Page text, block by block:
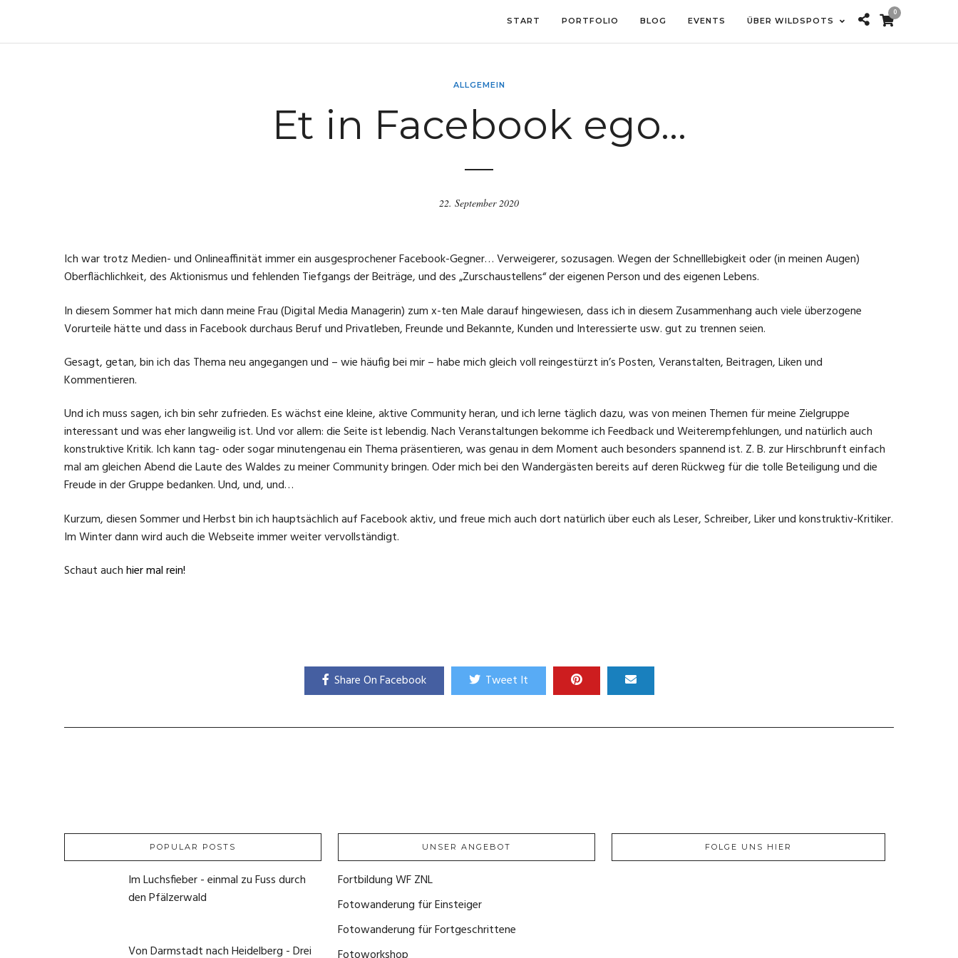
START PORTFOLIO BLOG EVENTS ÜBER WILDSPOTS
0
ALLGEMEIN
Et in Facebook ego…
22. September 2020
Ich war trotz Medien- und Onlineaffinität immer ein ausgesprochener Facebook-Gegner… Verweigerer, sozusagen. Wegen der Schnelllebigkeit oder (in meinen Augen)
Oberflächlichkeit, des Aktionismus und fehlenden Tiefgangs der Beiträge, und des „Zurschaustellens“ der eigenen Person und des eigenen Lebens.
In diesem Sommer hat mich dann meine Frau (Digital Media Managerin) zum x-ten Male darauf hingewiesen, dass ich in diesem Zusammenhang auch viele überzogene
Vorurteile hätte und dass in Facebook durchaus Beruf und Privatleben, Freunde und Bekannte, Kunden und Interessierte usw. gut zu trennen seien.
Gesagt, getan, bin ich das Thema neu angegangen und – wie häufig bei mir – habe mich gleich voll reingestürzt in’s Posten, Veranstalten, Beitragen, Liken und
Kommentieren.
Und ich muss sagen, ich bin sehr zufrieden. Es wächst eine kleine, aktive Community heran, und ich lerne täglich dazu, was von meinen Themen für meine Zielgruppe
interessant und was eher langweilig ist. Und vor allem: die Seite ist lebendig. Nach Veranstaltungen bekomme ich Feedback und Weiterempfehlungen, und natürlich auch
konstruktive Kritik. Ich kann tag- oder sogar minutengenau ein Thema präsentieren, was genau in dem Moment auch besonders spannend ist. Z. B. zur Hirschbrunft einfach
mal am gleichen Abend die Laute des Waldes zu meiner Community bringen. Oder mich bei den Wandergästen bereits auf deren Rückweg für die tolle Beteiligung und die
Freude in der Gruppe bedanken. Und, und, und…
Kurzum, diesen Sommer und Herbst bin ich hauptsächlich auf Facebook aktiv, und freue mich auch dort natürlich über euch als Leser, Schreiber, Liker und konstruktiv-Kritiker.
Im Winter dann wird auch die Webseite immer weiter vervollständigt.
Schaut auchhier mal rein!
Share On Facebook Tweet It
POPULAR POSTS
Im Luchsfieber - einmal zu Fuss durch
den Pfälzerwald
Von Darmstadt nach Heidelberg - Drei
UNSER ANGEBOT
Fortbildung WF ZNL
Fotowanderung für Einsteiger
Fotowanderung für Fortgeschrittene
FOLGE UNS HIER